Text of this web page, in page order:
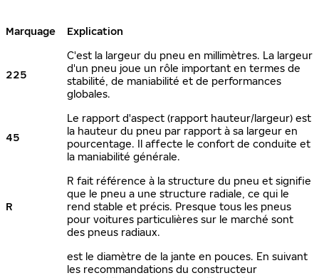
Marquage Explication
225
C'est la largeur du pneu en millimètres. La largeur
d'un pneu joue un rôle important en termes de
stabilité, de maniabilité et de performances
globales.
45
Le rapport d'aspect (rapport hauteur/largeur) est
la hauteur du pneu par rapport à sa largeur en
pourcentage. Il affecte le confort de conduite et
la maniabilité générale.
R
R fait référence à la structure du pneu et signifie
que le pneu a une structure radiale, ce qui le
rend stable et précis. Presque tous les pneus
pour voitures particulières sur le marché sont
des pneus radiaux.
est le diamètre de la jante en pouces. En suivant
les recommandations du constructeur